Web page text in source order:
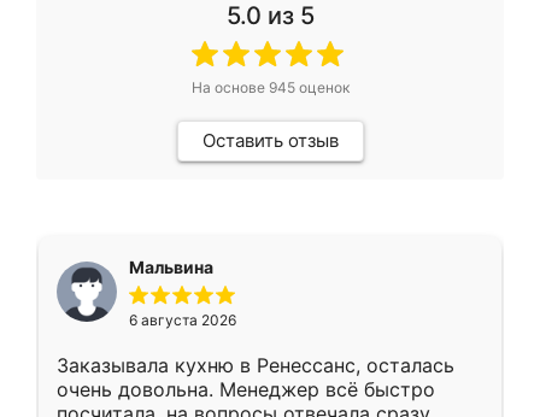
5.0 из 5
На основе 945оценок
Оставить отзыв
Мальвина
6 августа 2026
Заказывала кухню в Ренессанс, осталась
очень довольна. Менеджер всё быстро